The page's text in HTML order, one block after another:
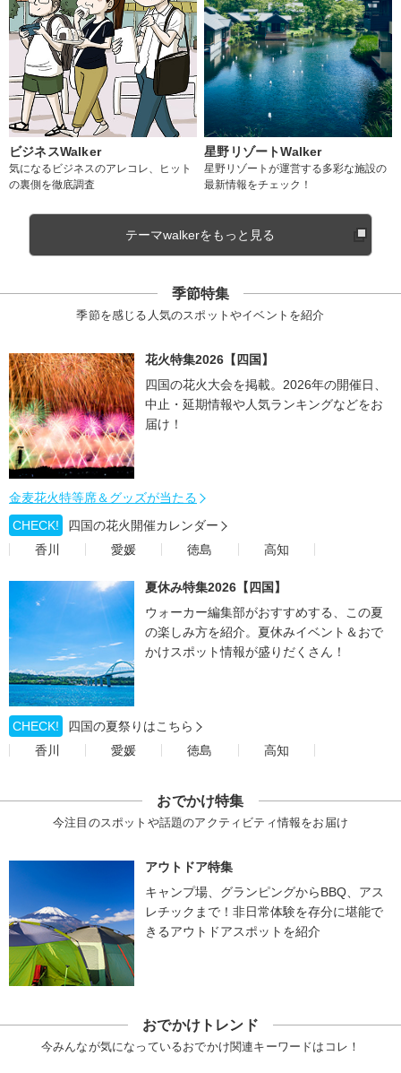
ビジネスWalker
気になるビジネスのアレコレ、ヒット
の裏側を徹底調査
星野リゾートWalker
星野リゾートが運営する多彩な施設の
最新情報をチェック！
テーマwalkerをもっと見る
季節特集
季節を感じる人気のスポットやイベントを紹介
花火特集2026【四国】
四国の花火大会を掲載。2026年の開催日、
中止・延期情報や人気ランキングなどをお
届け！
金麦花火特等席＆グッズが当たる
CHECK!
四国の花火開催カレンダー
香川
愛媛 徳島 高知
夏休み特集2026【四国】
ウォーカー編集部がおすすめする、この夏
の楽しみ方を紹介。夏休みイベント＆おで
かけスポット情報が盛りだくさん！
CHECK!
四国の夏祭りはこちら
香川
愛媛 徳島 高知
おでかけ特集
今注目のスポットや話題のアクティビティ情報をお届け
アウトドア特集
キャンプ場、グランピングからBBQ、アス
レチックまで！非日常体験を存分に堪能で
きるアウトドアスポットを紹介
おでかけトレンド
今みんなが気になっているおでかけ関連キーワードはコレ！